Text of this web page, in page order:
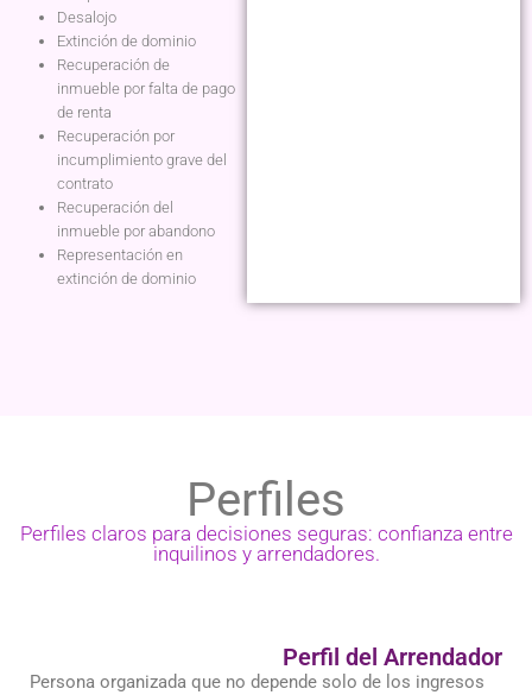
Desalojo
Extinción de dominio
Recuperación de
inmueble por falta de pago
de renta
Recuperación por
incumplimiento grave del
contrato
Recuperación del
inmueble por abandono
Representación en
extinción de dominio
Perfiles
Perfiles claros para decisiones seguras: confianza entre
inquilinos y arrendadores.
Perfil del Arrendador
Persona organizada que no depende solo de los ingresos